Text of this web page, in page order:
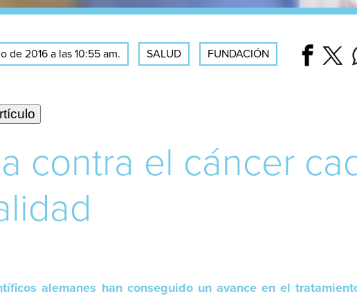
de 2016 a las 10:55 am. SALUD FUNDACIÓN
contra el cáncer
alemanes han conseguido un avance en el